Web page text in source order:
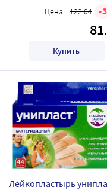
Цена: 122.04
81
Купить
Лейкопластырь